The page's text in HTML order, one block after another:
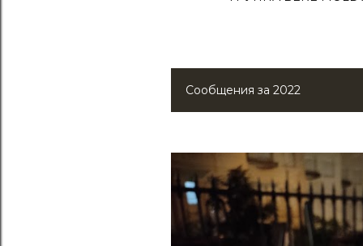
С
о
б
щ
Сообщения за 2022